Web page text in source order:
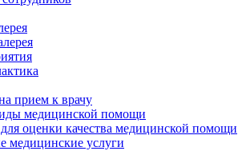
прием к врачу
медицинской помощи
оценки качества медицинской помощи
медицинские услуги